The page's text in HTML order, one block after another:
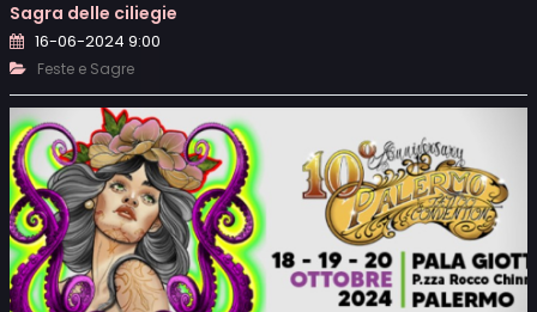
Sagra delle ciliegie
16-06-2024 9:00
Feste e Sagre